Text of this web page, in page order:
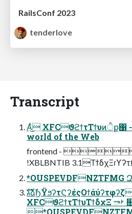
RailsConf 2023
tenderlove
Transcript
Α͏ͦ͜ XFCϑϩϯτΤϯυͷੈք΁ -
world of the Web
frontend -
!XBLBNTIB
גࣜձࣾϦΫϧʔτϚʔέςΟϯάύʔτφʔζ
XFCϑϩϯτΤϯυΤϯδχΞ ࢁా ௚थ /BPLJ:"."%"